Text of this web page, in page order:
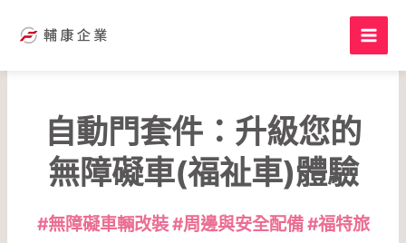
自動門套件：升級您的
無障礙車(福祉車)體驗
#無障礙車輛改裝 #周邊與安全配備 #福特旅